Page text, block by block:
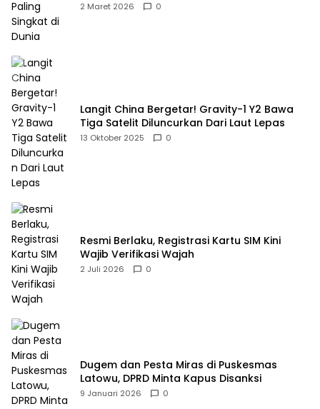
2 Maret 2026 0
Langit China Bergetar! Gravity-1 Y2 Bawa
Tiga Satelit Diluncurkan Dari Laut Lepas
13 Oktober 2025 0
Resmi Berlaku, Registrasi Kartu SIM Kini
Wajib Verifikasi Wajah
2 Juli 2026 0
Dugem dan Pesta Miras di Puskesmas
Latowu, DPRD Minta Kapus Disanksi
9 Januari 2026 0